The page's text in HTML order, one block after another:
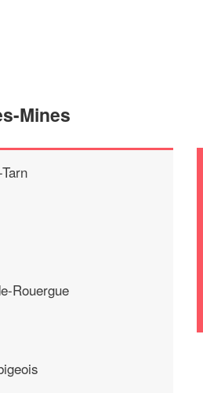
Mines
Rouergue